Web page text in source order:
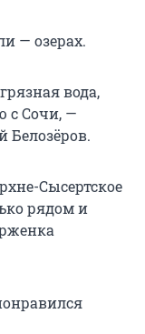
— озерах.
вода,
с Сочи, —
Белозёров.
Сысертское
рядом и